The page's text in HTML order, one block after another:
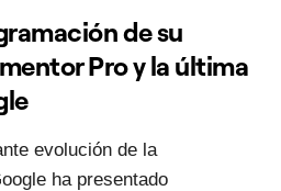
de su
Pro y la última
evolución de la
ha presentado